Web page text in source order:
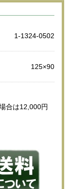
1-1324-0502
125×90
合は12,000円